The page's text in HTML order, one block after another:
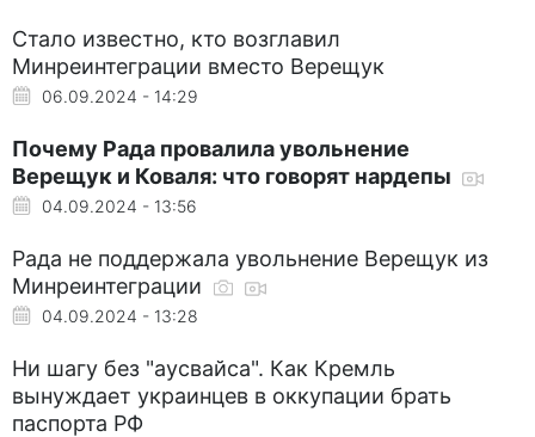
Стало известно, кто возглавил
Минреинтеграции вместо Верещук
06.09.2024 - 14:29
Почему Рада провалила увольнение
Верещук и Коваля: что говорят нардепы
04.09.2024 - 13:56
Рада не поддержала увольнение Верещук из
Минреинтеграции
04.09.2024 - 13:28
Ни шагу без "аусвайса". Как Кремль
вынуждает украинцев в оккупации брать
паспорта РФ